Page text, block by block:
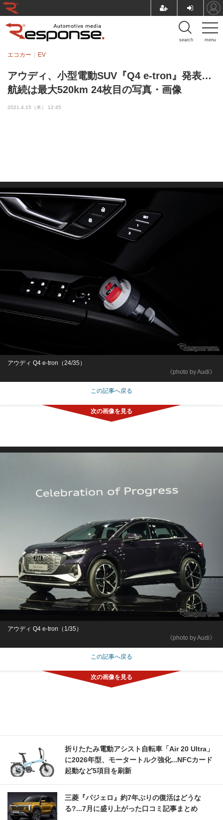
menu
search
アウディ、小型電動SUV『Q4 e-tron』発表…
航続は最大520km 24枚目の写真・画像
エコカー EV
2021.4.15（木） 12:45
《photo by Audi》
アウディ Q4 e-tron（24/35）
この記事へ戻る
《photo by Audi》
アウディ Q4 e-tron（1/35）
この記事へ戻る
折りたたみ電動アシスト自転車「Air 20 Ultra」
に2026年型、モータートルク強化...NFCカード
起動など5項目を刷新
三菱『パジェロ』約7年ぶりの復活はどうな
る?...7月に盛り上がった口コミ記事まとめ